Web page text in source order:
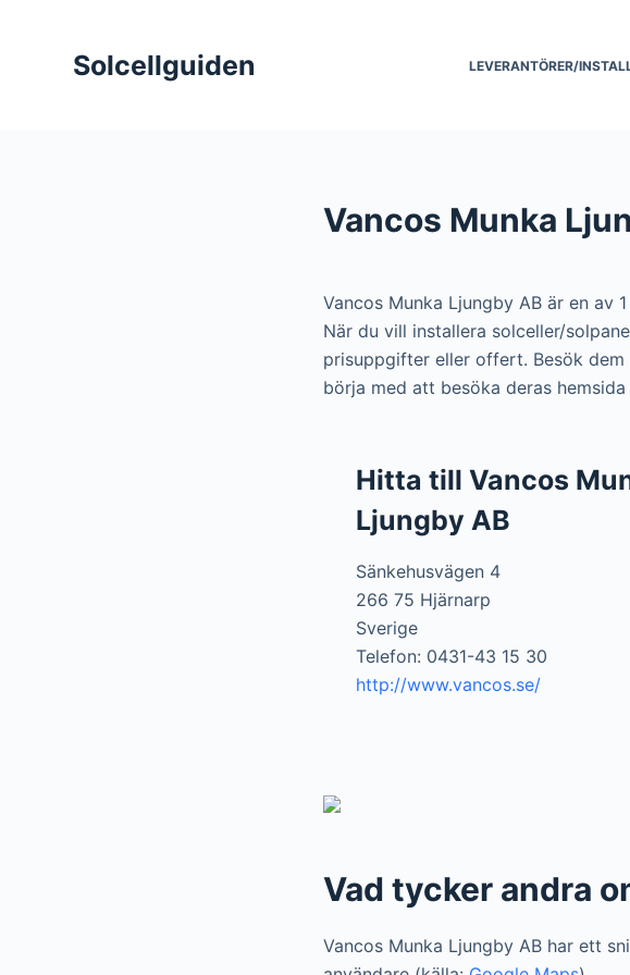
Solcellguiden LEVERANTÖRER/
Vancos Munka
Vancos Munka Ljungby AB är en av 1
När du vill installera solceller/
prisuppgifter eller offert. Besök
börja med att besöka deras
Hitta till Vancos
Ljungby AB
Sänkehusvägen 4
266 75 Hjärnarp
Sverige
Telefon: 0431-43 15 30
http://www.vancos.se/
Vad tycker andra
Vancos Munka Ljungby AB har ett